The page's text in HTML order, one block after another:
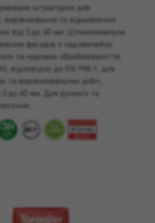
штукатурка для
вирівнювання та відновлення
від 3 до 40 мм. Шпаклювальна
фасадів з надзвичайно
та чудовою оброблюваністю
відповідно до EN 998-1, для
та вирівнювальних робіт,
3 до 40 мм. Для ручного та